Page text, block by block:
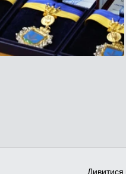
Дивитися